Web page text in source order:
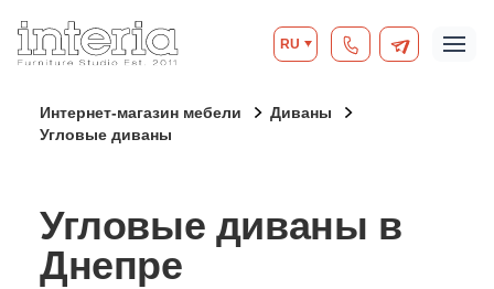
RU
Интернет-магазин мебели
Диваны
Угловые диваны
Угловые диваны в
Днепре